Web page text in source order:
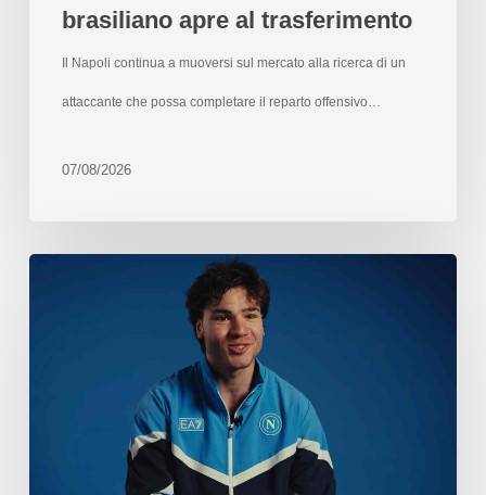
brasiliano apre al trasferimento
Il Napoli continua a muoversi sul mercato alla ricerca di un
attaccante che possa completare il reparto offensivo…
07/08/2026